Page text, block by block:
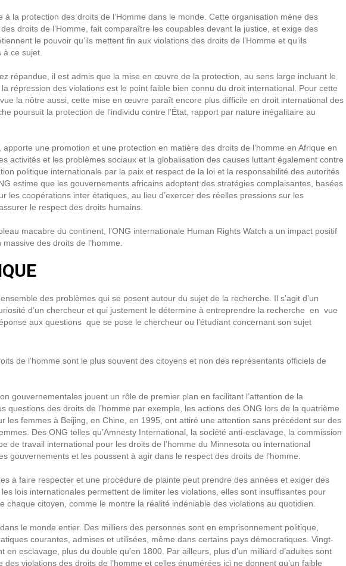
à la protection des droits de l’Homme dans le monde. Cette organisation mène des
droits de l’Homme, fait comparaître les coupables devant la justice, et exige des
le pouvoir qu’ils mettent fin aux violations des droits de l’Homme et qu’ils
ce sujet.
répandue, il est admis que la mise en œuvre de la protection, au sens large incluant le
répression des violations est le point faible bien connu du droit international. Pour cette
la nôtre aussi, cette mise en œuvre paraît encore plus difficile en droit international des
poursuit la protection de l’individu contre l’État, rapport par nature inégalitaire au
une promotion et une protection en matière des droits de l’homme en Afrique en
activités et les problèmes sociaux et la globalisation des causes luttant également contre
politique internationale par la paix et respect de la loi et la responsabilité des autorités
estime que les gouvernements africains adoptent des stratégies complaisantes, basées
les coopérations inter étatiques, au lieu d’exercer des réelles pressions sur les
le respect des droits humains.
macabre du continent, l’ONG internationale Human Rights Watch a un impact positif
des droits de l’homme.
des problèmes qui se posent autour du sujet de la recherche. Il s’agit d’un
d’un chercheur et qui justement le détermine à entreprendre la recherche en vue
aux questions que se pose le chercheur ou l’étudiant concernant son sujet
de l’homme sont le plus souvent des citoyens et non des représentants officiels de
gouvernementales jouent un rôle de premier plan en facilitant l’attention de la
questions des droits de l’homme par exemple, les actions des ONG lors de la quatrième
les femmes à Beijing, en Chine, en 1995, ont attiré une attention sans précédent sur des
Des ONG telles qu’Amnesty International, la société anti-esclavage, la commission
de travail international pour les droits de l’homme du Minnesota ou international
gouvernements et les poussent à agir dans le respect des droits de l’homme.
à faire respecter et une procédure de plainte peut prendre des années et exiger des
lois internationales permettent de limiter les violations, elles sont insuffisantes pour
chaque citoyen, comme le montre la réalité indéniable des violations au quotidien.
le monde entier. Des milliers des personnes sont en emprisonnement politique,
courantes, admises et utilisées, même dans certains pays démocratiques. Vingt-
en esclavage, plus du double qu’en 1800. Par ailleurs, plus d’un milliard d’adultes sont
des violations des droits de l’homme et celles énumérées ici ne donnent qu’un faible